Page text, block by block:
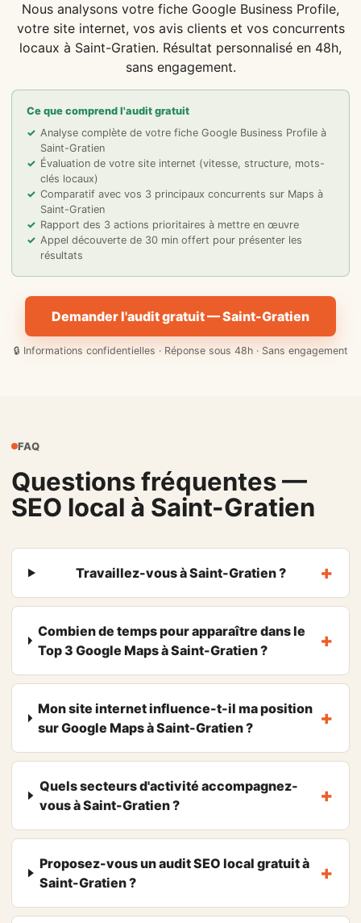
Nous analysons votre fiche Google Business Profile,
votre site internet, vos avis clients et vos concurrents
locaux à Saint-Gratien. Résultat personnalisé en 48h,
sans engagement.
Ce que comprend l'audit gratuit
Analyse complète de votre fiche Google Business Profile à
Saint-Gratien
Évaluation de votre site internet (vitesse, structure, mots-
clés locaux)
Comparatif avec vos 3 principaux concurrents sur Maps à
Saint-Gratien
Rapport des 3 actions prioritaires à mettre en œuvre
Appel découverte de 30 min offert pour présenter les
résultats
Demander l'audit gratuit — Saint-Gratien
🔒 Informations confidentielles · Réponse sous 48h · Sans engagement
FAQ
Questions fréquentes —
SEO local à Saint-Gratien
Travaillez-vous à Saint-Gratien ?
Combien de temps pour apparaître dans le
Top 3 Google Maps à Saint-Gratien ?
Mon site internet influence-t-il ma position
sur Google Maps à Saint-Gratien ?
Quels secteurs d'activité accompagnez-
vous à Saint-Gratien ?
Proposez-vous un audit SEO local gratuit à
Saint-Gratien ?